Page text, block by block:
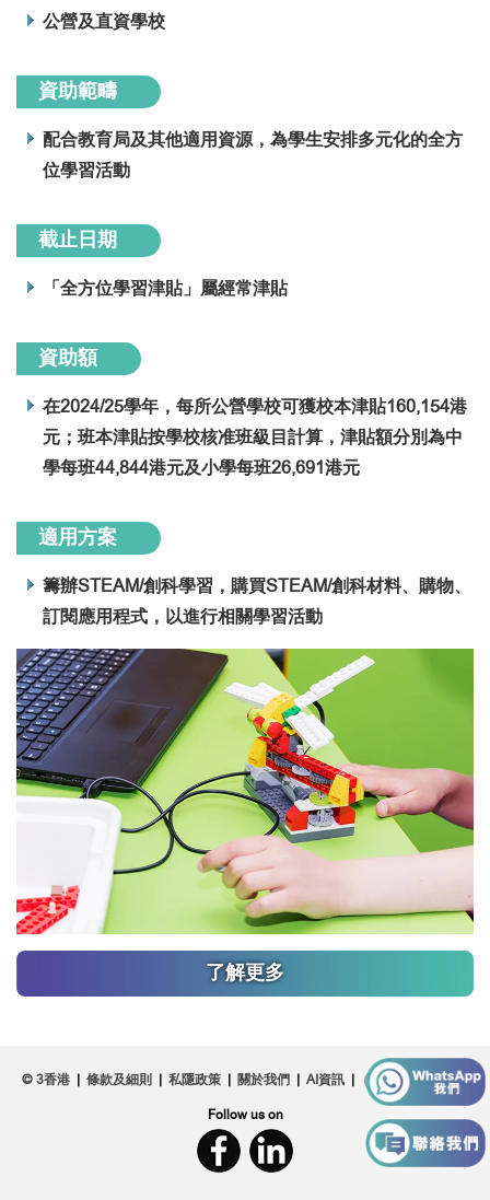
公營及直資學校
資助範疇
配合教育局及其他適用資源，為學生安排多元化的全方
位學習活動
截止日期
「全方位學習津貼」屬經常津貼
資助額
在2024/25學年，每所公營學校可獲校本津貼160,154港
元；班本津貼按學校核准班級目計算，津貼額分別為中
學每班44,844港元及小學每班26,691港元
適用方案
籌辦STEAM/創科學習，購買STEAM/創科材料、購物、
訂閱應用程式，以進行相關學習活動
了解更多
© 3香港| 條款及細則 私隱政策| 關於我們 AI資訊|
Follow us on